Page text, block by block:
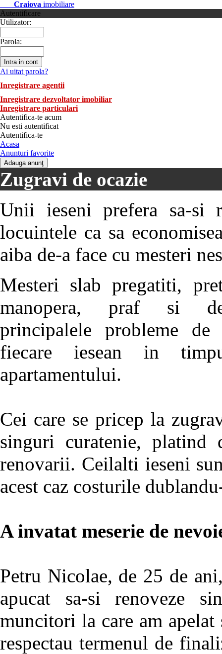
Craiova imobiliare
Autentificare
Utilizator:
Parola:
Ai uitat parola?
Inregistrare agentii
Inregistrare dezvoltator imobiliar
Inregistrare particulari
Autentifica-te acum
Nu esti autentificat
Autentifica-te
Acasa
Anunturi favorite
Zugravi de ocazie
Unii ieseni prefera sa-si
locuintele ca sa
aiba de-a face cu mesteri
Mesteri slab pregatiti,
manopera, praf si
principalele probleme de
fiecare iesean in
apartamentului.
Cei care se pricep la
singuri curatenie, platind
renovarii. Ceilalti ieseni
acest caz costurile
A invatat meserie de
Petru Nicolae, de 25 de
apucat sa-si renoveze
muncitori la care am
respectau termenul de